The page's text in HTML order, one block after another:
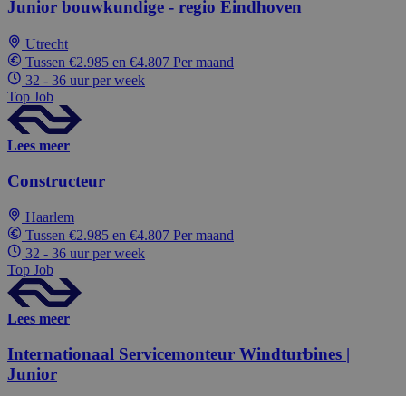
Junior bouwkundige - regio Eindhoven
Utrecht
Tussen €2.985 en €4.807 Per maand
32 - 36 uur per week
Top Job
Lees meer
Constructeur
Haarlem
Tussen €2.985 en €4.807 Per maand
32 - 36 uur per week
Top Job
Lees meer
Internationaal Servicemonteur Windturbines |
Junior